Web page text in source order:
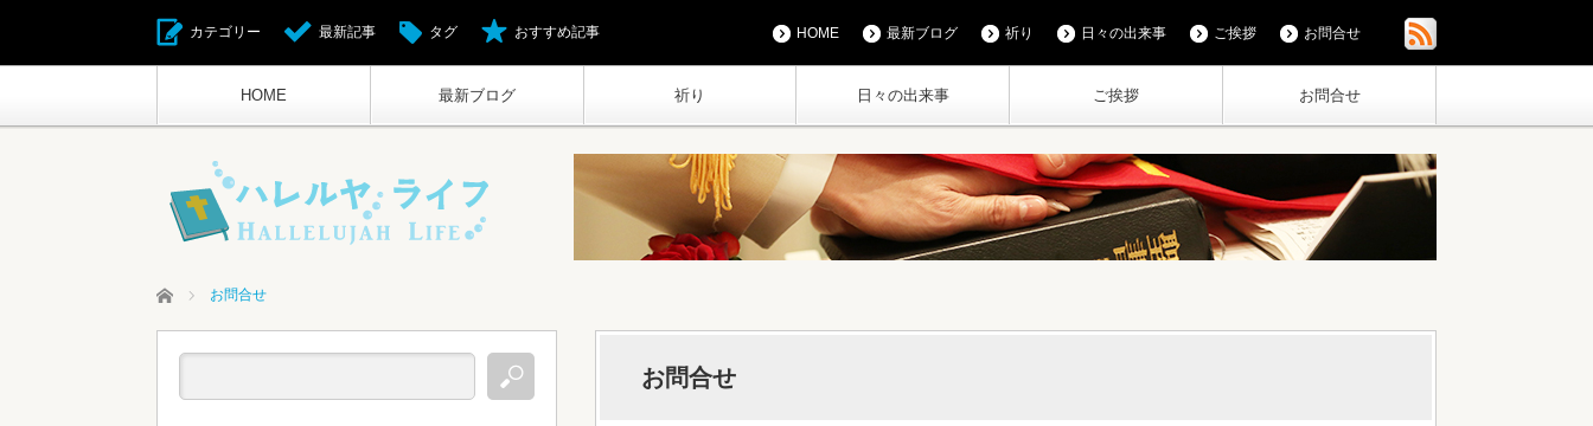
HOME 最新ブログ 祈り 日々の出来事 ご挨拶 お問合せ
HOME 最新ブログ 祈り 日々の出来事 ご挨拶 お問合せ
カテゴリー 最新記事 タグ おすすめ記事
ホーム お問合せ
お問合せ